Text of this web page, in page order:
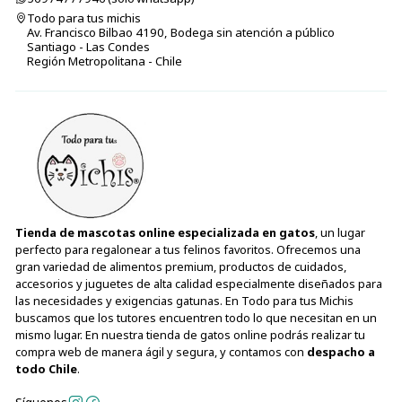
Todo para tus michis
Av. Francisco Bilbao 4190, Bodega sin atención a público
Santiago - Las Condes
Región Metropolitana - Chile
Tienda de mascotas online especializada en gatos, un lugar
perfecto para regalonear a tus felinos favoritos. Ofrecemos una
gran variedad de alimentos premium, productos de cuidados,
accesorios y juguetes de alta calidad especialmente diseñados para
las necesidades y exigencias gatunas. En Todo para tus Michis
buscamos que los tutores encuentren todo lo que necesitan en un
mismo lugar. En nuestra tienda de gatos online podrás realizar tu
compra web de manera ágil y segura, y contamos con despacho a
todo Chile.